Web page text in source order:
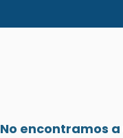
No encontramos